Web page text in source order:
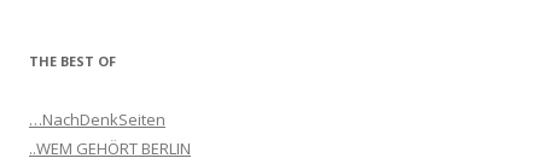
THE BEST OF
…NachDenkSeiten
..WEM GEHÖRT BERLIN